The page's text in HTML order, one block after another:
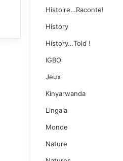
Histoire…Raconte!
History
History…Told !
IGBO
Jeux
Kinyarwanda
Lingala
Monde
Nature